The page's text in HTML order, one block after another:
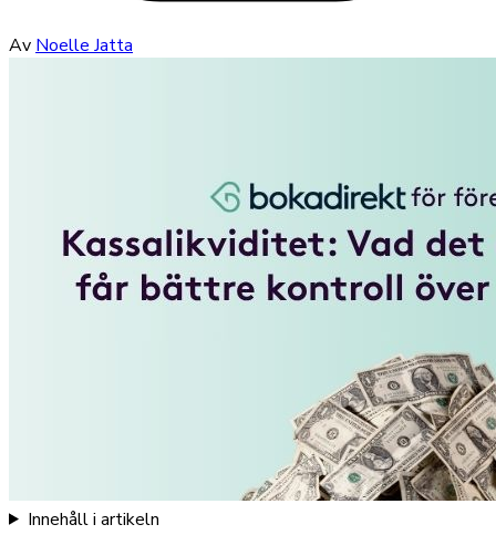
Av Noelle Jatta
Innehåll i artikeln